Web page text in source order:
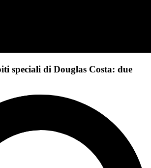
speciali di Douglas Costa: due